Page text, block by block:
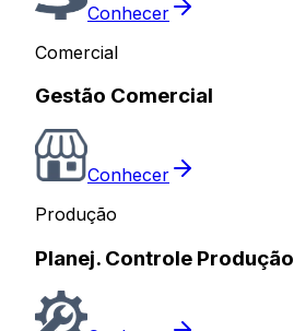
Conhecer
Comercial
Gestão Comercial
Conhecer
Produção
Planej. Controle Produção